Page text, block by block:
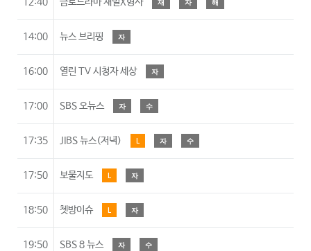
재 자 해
14:00 뉴스 브리핑 자
16:00 열린 TV 시청자 세상 자
17:00 SBS 오뉴스 자 수
17:35 JIBS 뉴스(저녁) L 자 수
17:50 보물지도 L 자
18:50 쳇방이슈 L 자
19:50 SBS 8 뉴스 자 수